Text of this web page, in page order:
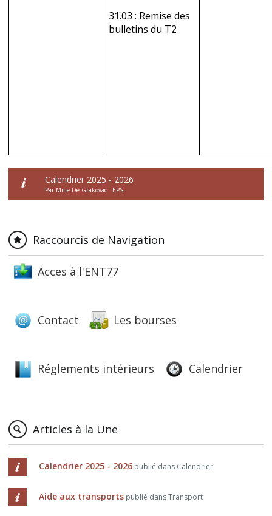
31.03 : Remise des
bulletins du T2
Calendrier 2025 - 2026
Par Mme De Grakovac - EPS
Raccourcis de Navigation
Acces à l'ENT77
Contact Les bourses
Réglements intérieurs Calendrier
Articles à la Une
Calendrier 2025 - 2026publié dans Calendrier
Aide aux transportspublié dans Transport